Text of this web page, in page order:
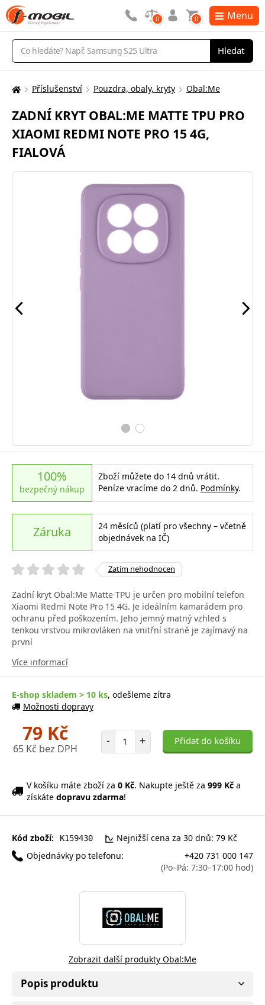
Vyhledávání
Hledat
0 0 Menu
Zde
nacházíte:
Příslušenství Pouzdra, obaly, kryty Obal:Me
ZADNÍ KRYT OBAL:ME MATTE TPU PRO
XIAOMI REDMI NOTE PRO 15 4G,
FIALOVÁ
100%
bezpečný nákup
Zboží můžete do 14 dnů vrátit.
Peníze vracíme do 2 dnů. Podmínky.
Záruka
24 měsíců (platí pro všechny – včetně
objednávek na IČ)
Zatím nehodnocen
Zadní kryt Obal:Me Matte TPU je určen pro mobilní telefon
Xiaomi Redmi Note Pro 15 4G. Je ideálním kamarádem pro
ochranu před poškozením. Jeho jemný matný vzhled s
tenkou vrstvou mikrovláken na vnitřní straně je zajímavý na
první
Více informací
E-shop skladem > 10 ks, odešleme zítra
Možnosti dopravy
79 Kč
65 Kč bez DPH
- Počet položek
+ Přidat do košíku
V košíku máte zboží za 0 Kč. Nakupte ještě za 999 Kč a
získáte dopravu zdarma!
Kód zboží: K159430
Nejnižší cena za 30 dnů: 79 Kč
Objednávky po telefonu:
+420 731 000 147
(Po–Pá: 7:30–17:00 hod)
Zobrazit další produkty Obal:Me
Popis produktu